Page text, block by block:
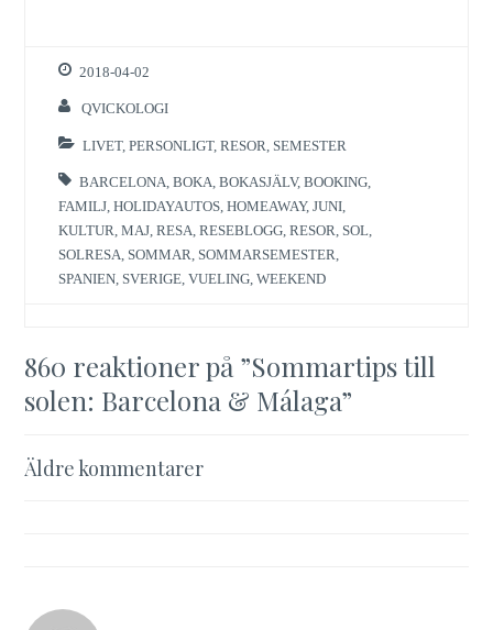
2018-04-02
QVICKOLOGI
LIVET,PERSONLIGT,RESOR SEMESTER
BARCELONA ,BOKA ,BOKASJÄLV,BOOKING
FAMILJ ,HOLIDAYAUTOS ,HOMEAWAY,JUNI
KULTUR ,MAJ ,RESA ,RESEBLOGG ,RESOR SOL
SOLRESA
SOMMAR SOMMARSEMESTER
SPANIEN SVERIGE ,VUELING ,WEEKEND
860 reaktioner på ”Sommartips till
solen: Barcelona & Málaga”
Kommentarsnavigering
Äldre kommentarer